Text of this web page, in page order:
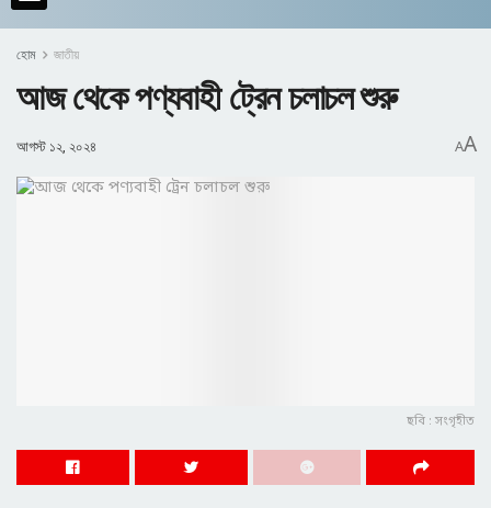
হোম জাতীয়
আজ থেকে পণ্যবাহী ট্রেন চলাচল শুরু
আগস্ট ১২, ২০২৪ AA
ছবি : সংগৃহীত